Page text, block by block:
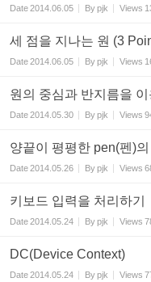
Date2014.06.05 Bypjk Views
세 점을 지나는 원 (3
Date2014.06.05 Bypjk Views
원의 중심과 반지름을 이
Date2014.05.30 Bypjk Views
양끝이 평평한 pen(펜)
Date2014.05.26 Bypjk Views
키보드 입력을 처리하기
Date2014.05.24 Bypjk Views
DC(Device Context)
Date2014.05.24 Bypjk Views